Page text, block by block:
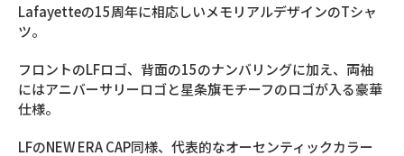
Lafayetteの15周年に相応しいメモリアルデザインのTシャ
ツ。
フロントのLFロゴ、背面の15のナンバリングに加え、両袖
にはアニバーサリーロゴと星条旗モチーフのロゴが入る豪華
仕様。
LFのNEW ERA CAP同様、代表的なオーセンティックカラー